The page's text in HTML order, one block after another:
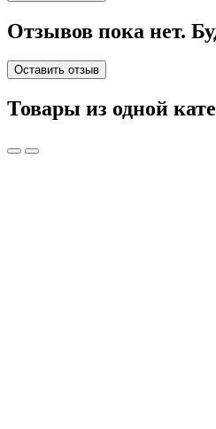
Отзывов пока нет.
Оставить отзыв
Товары из одной